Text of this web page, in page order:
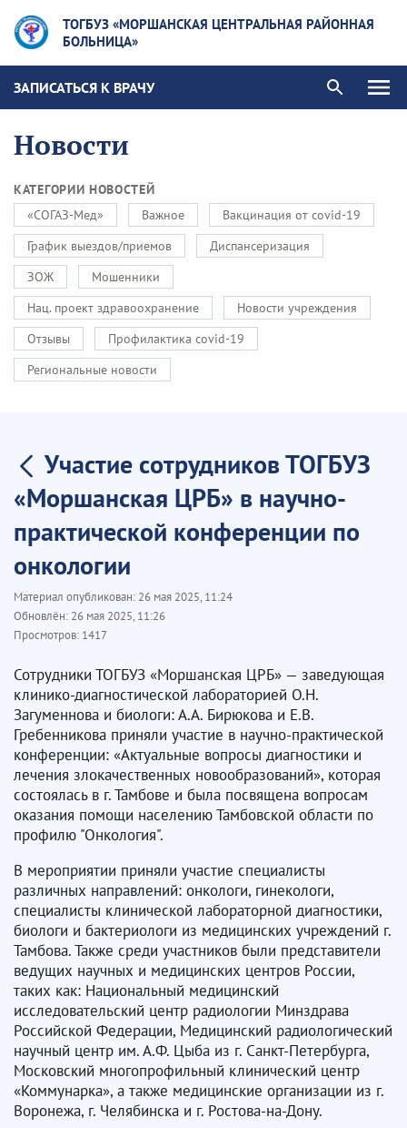
ТОГБУЗ «МОРШАНСКАЯ ЦЕНТРАЛЬНАЯ РАЙОННАЯ
БОЛЬНИЦА»
ЗАПИСАТЬСЯ К ВРАЧУ
Новости
КАТЕГОРИИ НОВОСТЕЙ
«СОГАЗ-Мед»
Важное
Вакцинация от covid-19
График выездов/приемов
Диспансеризация
ЗОЖ
Мошенники
Нац. проект здравоохранение
Новости учреждения
Отзывы
Профилактика covid-19
Региональные новости
Участие сотрудников ТОГБУЗ
«Моршанская ЦРБ» в научно-
практической конференции по
онкологии
Материал опубликован: 26 мая 2025, 11:24
Обновлён: 26 мая 2025, 11:26
Просмотров: 1417
Сотрудники ТОГБУЗ «Моршанская ЦРБ» — заведующая
клинико-диагностической лабораторией О.Н.
Загуменнова и биологи: А.А. Бирюкова и Е.В.
Гребенникова приняли участие в научно-практической
конференции: «Актуальные вопросы диагностики и
лечения злокачественных новообразований», которая
состоялась в г. Тамбове и была посвящена вопросам
оказания помощи населению Тамбовской области по
профилю "Онкология".
В мероприятии приняли участие специалисты
различных направлений: онкологи, гинекологи,
специалисты клинической лабораторной диагностики,
биологи и бактериологи из медицинских учреждений г.
Тамбова. Также среди участников были представители
ведущих научных и медицинских центров России,
таких как: Национальный медицинский
исследовательский центр радиологии Минздрава
Российской Федерации, Медицинский радиологический
научный центр им. А.Ф. Цыба из г. Санкт-Петербурга,
Московский многопрофильный клинический центр
«Коммунарка», а также медицинские организации из г.
Воронежа, г. Челябинска и г. Ростова-на-Дону.